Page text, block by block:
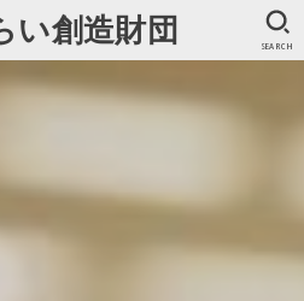
い創造財団 SEARCH